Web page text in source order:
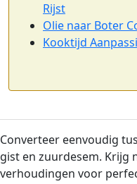
Rijst
Olie naar Boter
Kooktijd
Converteer eenvoudig
gist en zuurdesem. Krijg
verhoudingen voor